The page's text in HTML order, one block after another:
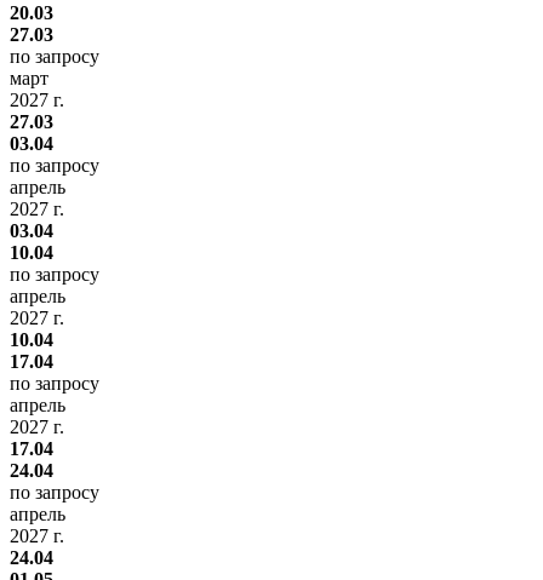
20.03
27.03
по запросу
март
2027 г.
27.03
03.04
по запросу
апрель
2027 г.
03.04
10.04
по запросу
апрель
2027 г.
10.04
17.04
по запросу
апрель
2027 г.
17.04
24.04
по запросу
апрель
2027 г.
24.04